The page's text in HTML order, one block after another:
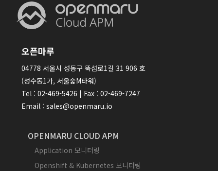
오픈마루
04778 서울시 성동구 뚝섬로1길 31 906 호
(성수동1가, 서울숲M타워)
Tel : 02-469-5426 | Fax : 02-469-7247
Email : sales@openmaru.io
OPENMARU CLOUD APM
Application 모니터링
Openshift & Kubernetes 모니터링